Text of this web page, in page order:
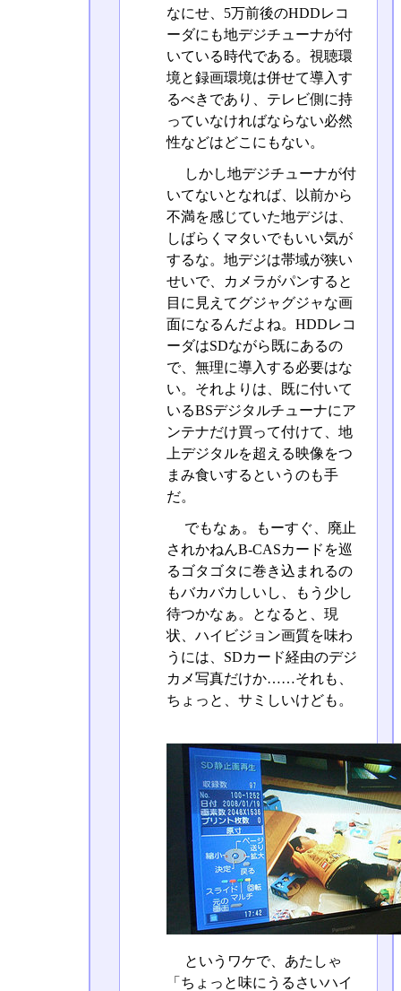
なにせ、5万前後のHDDレコ
ーダにも地デジチューナが付
いている時代である。視聴環
境と録画環境は併せて導入す
るべきであり、テレビ側に持
っていなければならない必然
性などはどこにもない。
しかし地デジチューナが付
いてないとなれば、以前から
不満を感じていた地デジは、
しばらくマタいでもいい気が
するな。地デジは帯域が狭い
せいで、カメラがパンすると
目に見えてグジャグジャな画
面になるんだよね。HDDレコ
ーダはSDながら既にあるの
で、無理に導入する必要はな
い。それよりは、既に付いて
いるBSデジタルチューナにア
ンテナだけ買って付けて、地
上デジタルを超える映像をつ
まみ食いするというのも手
だ。
でもなぁ。もーすぐ、廃止
されかねんB-CASカードを巡
るゴタゴタに巻き込まれるの
もバカバカしいし、もう少し
待つかなぁ。となると、現
状、ハイビジョン画質を味わ
うには、SDカード経由のデジ
カメ写真だけか……それも、
ちょっと、サミしいけども。
というワケで、あたしゃ
「ちょっと味にうるさいハイ